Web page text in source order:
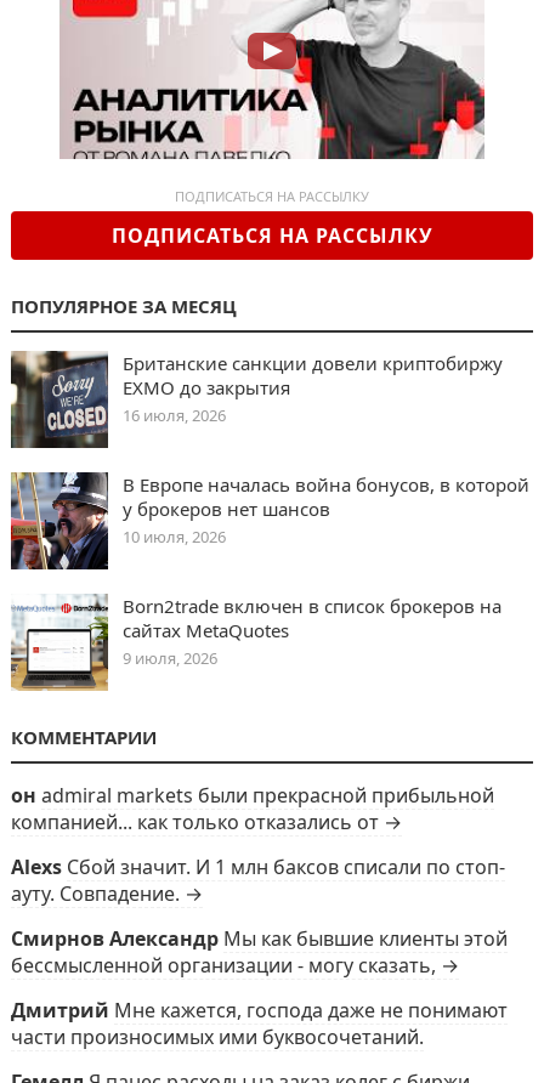
ПОДПИСАТЬСЯ НА РАССЫЛКУ
ПОДПИСАТЬСЯ НА РАССЫЛКУ
ПОПУЛЯРНОЕ ЗА МЕСЯЦ
Британские санкции довели криптобиржу
EXMO до закрытия
16 июля, 2026
В Европе началась война бонусов, в которой
у брокеров нет шансов
10 июля, 2026
Born2trade включен в список брокеров на
сайтах MetaQuotes
9 июля, 2026
КОММЕНТАРИИ
он admiral markets были прекрасной прибыльной
компанией... как только отказались от →
Alexs Сбой значит. И 1 млн баксов списали по стоп-
ауту. Совпадение. →
Смирнов Александр Мы как бывшие клиенты этой
бессмысленной организации - могу сказать, →
Дмитрий Мне кажется, господа даже не понимают
части произносимых ими буквосочетаний.